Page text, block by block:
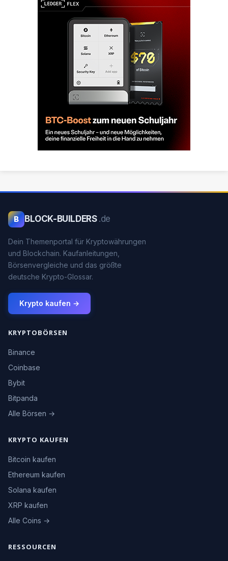
B BLOCK-BUILDERS .de
Dein Themenportal für Kryptowährungen
und Blockchain. Kaufanleitungen,
Börsenvergleiche und das größte
deutsche Krypto-Glossar.
Krypto kaufen →
KRYPTOBÖRSEN
Binance
Coinbase
Bybit
Bitpanda
Alle Börsen →
KRYPTO KAUFEN
Bitcoin kaufen
Ethereum kaufen
Solana kaufen
XRP kaufen
Alle Coins →
RESSOURCEN